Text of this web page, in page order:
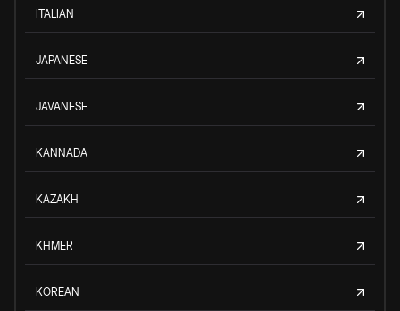
ITALIAN
JAPANESE
JAVANESE
KANNADA
KAZAKH
KHMER
KOREAN